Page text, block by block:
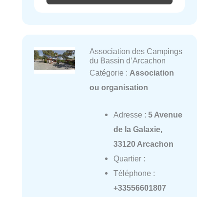
Association des Campings
du Bassin d’Arcachon
Catégorie : Association
ou organisation
Adresse : 5 Avenue
de la Galaxie,
33120 Arcachon
Quartier :
Téléphone :
+33556601807